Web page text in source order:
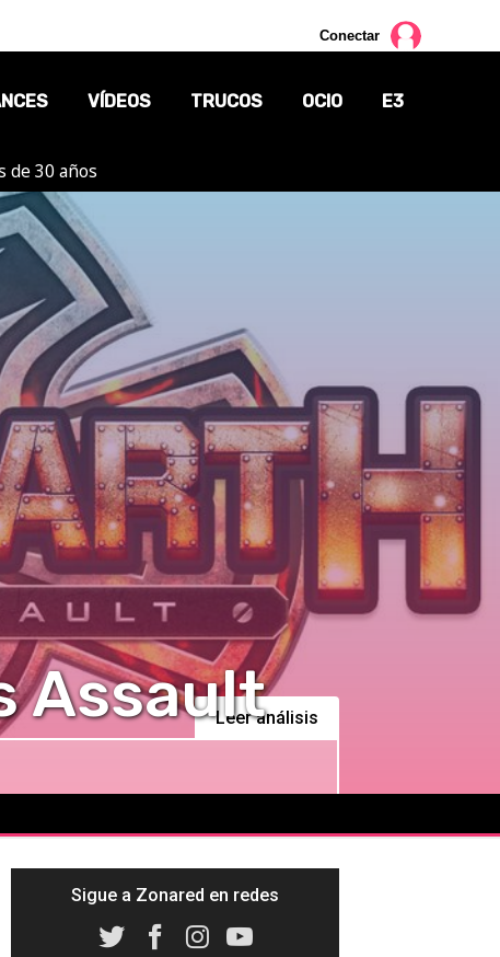
Conectar
VÍDEOS TRUCOS OCIO E3
de 30 años
AssaultLeer análisis
Sigue a Zonared en redes